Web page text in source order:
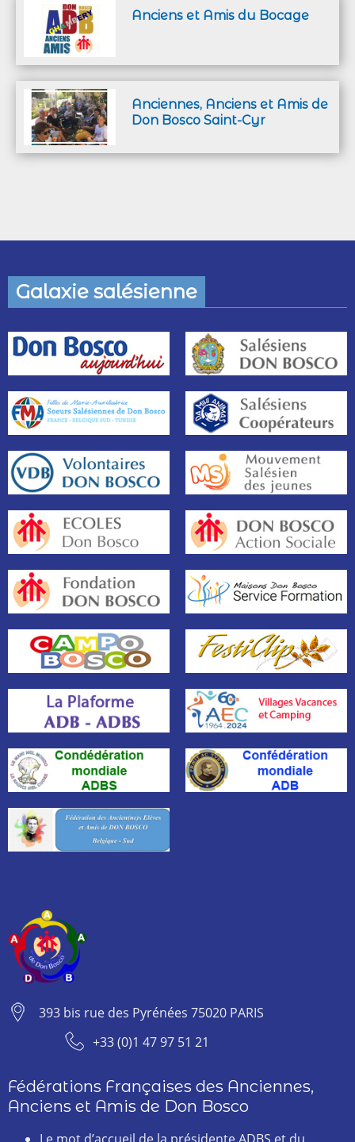
Anciens et Amis du Bocage
Anciennes, Anciens et Amis de
Don Bosco Saint-Cyr
Galaxie salésienne
393 bis rue des Pyrénées 75020 PARIS
+33 (0)1 47 97 51 21
Fédérations Françaises des Anciennes,
Anciens et Amis de Don Bosco